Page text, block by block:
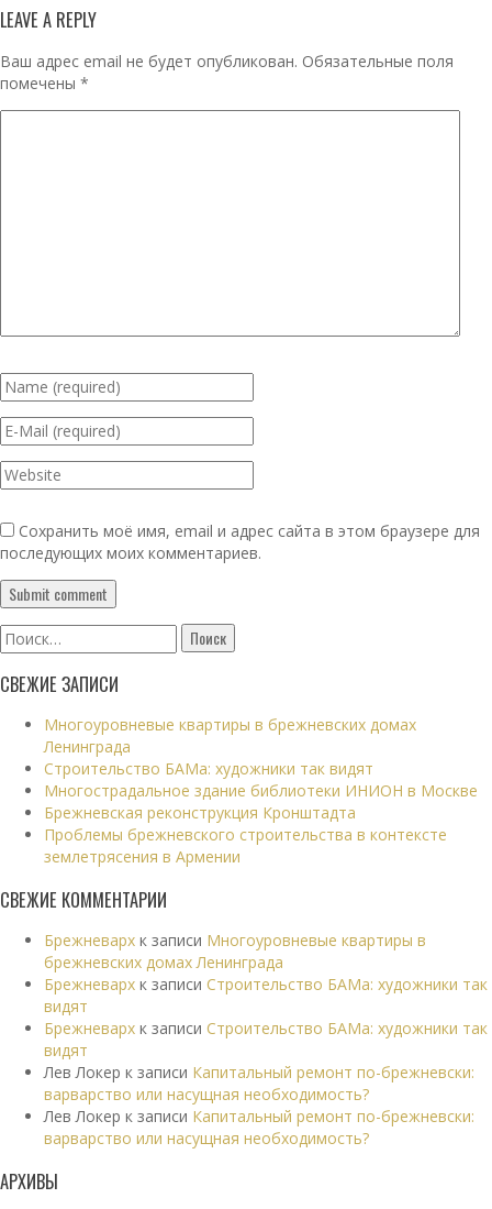
LEAVE A REPLY
Ваш адрес email не будет опубликован. Обязательные поля
помечены *
Сохранить моё имя, email и адрес сайта в этом браузере для
последующих моих комментариев.
Найти:
СВЕЖИЕ ЗАПИСИ
Многоуровневые квартиры в брежневских домах
Ленинграда
Строительство БАМа: художники так видят
Многострадальное здание библиотеки ИНИОН в Москве
Брежневская реконструкция Кронштадта
Проблемы брежневского строительства в контексте
землетрясения в Армении
СВЕЖИЕ КОММЕНТАРИИ
Брежневарх к записи Многоуровневые квартиры в
брежневских домах Ленинграда
Брежневарх к записи Строительство БАМа: художники так
видят
Брежневарх к записи Строительство БАМа: художники так
видят
Лев Локер к записи Капитальный ремонт по-брежневски:
варварство или насущная необходимость?
Лев Локер к записи Капитальный ремонт по-брежневски:
варварство или насущная необходимость?
АРХИВЫ